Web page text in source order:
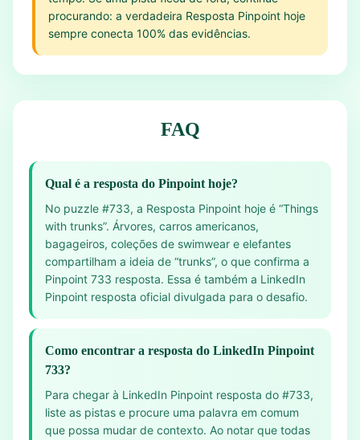
procurando: a verdadeira Resposta Pinpoint hoje
sempre conecta 100% das evidências.
FAQ
Qual é a resposta do Pinpoint hoje?
No puzzle #733, a Resposta Pinpoint hoje é “Things
with trunks”. Árvores, carros americanos,
bagageiros, coleções de swimwear e elefantes
compartilham a ideia de “trunks”, o que confirma a
Pinpoint 733 resposta. Essa é também a LinkedIn
Pinpoint resposta oficial divulgada para o desafio.
Como encontrar a resposta do LinkedIn Pinpoint
733?
Para chegar à LinkedIn Pinpoint resposta do #733,
liste as pistas e procure uma palavra em comum
que possa mudar de contexto. Ao notar que todas